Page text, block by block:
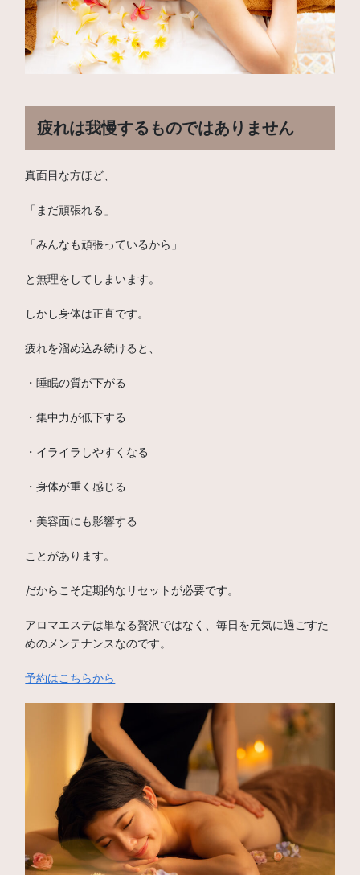
疲れは我慢するものではありません
真面目な方ほど、
「まだ頑張れる」
「みんなも頑張っているから」
と無理をしてしまいます。
しかし身体は正直です。
疲れを溜め込み続けると、
・睡眠の質が下がる
・集中力が低下する
・イライラしやすくなる
・身体が重く感じる
・美容面にも影響する
ことがあります。
だからこそ定期的なリセットが必要です。
アロマエステは単なる贅沢ではなく、毎日を元気に過ごすた
めのメンテナンスなのです。
予約はこちらから